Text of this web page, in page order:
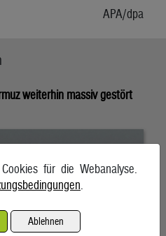
APA/dpa
weiterhin massiv gestört
für die Webanalyse.
Ablehnen